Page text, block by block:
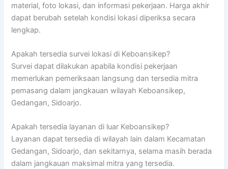
material, foto lokasi, dan informasi pekerjaan. Harga akhir
dapat berubah setelah kondisi lokasi diperiksa secara
lengkap.
Apakah tersedia survei lokasi di Keboansikep?
Survei dapat dilakukan apabila kondisi pekerjaan
memerlukan pemeriksaan langsung dan tersedia mitra
pemasang dalam jangkauan wilayah Keboansikep,
Gedangan, Sidoarjo.
Apakah tersedia layanan di luar Keboansikep?
Layanan dapat tersedia di wilayah lain dalam Kecamatan
Gedangan, Sidoarjo, dan sekitarnya, selama masih berada
dalam jangkauan maksimal mitra yang tersedia.